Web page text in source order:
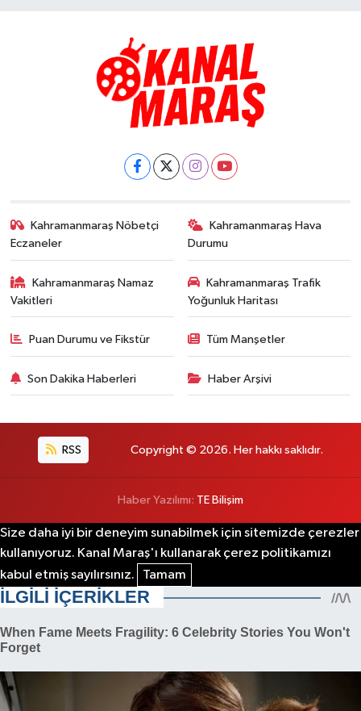
Kahramanmaraş Nöbetçi
Eczaneler
Kahramanmaraş Hava
Durumu
Kahramanmaraş Namaz
Vakitleri
Kahramanmaraş Trafik
Yoğunluk Haritası
Puan Durumu ve Fikstür Tüm Manşetler
Son Dakika Haberleri Haber Arşivi
RSS Copyright © 2026. Her hakkı saklıdır.
Haber Yazılımı: TE Bilişim
Size daha iyi bir deneyim sunabilmek için sitemizde çerezler
kullanıyoruz. Kanal Maraş'ı kullanarak çerez politikamızı
kabul etmiş sayılırsınız.
Tamam